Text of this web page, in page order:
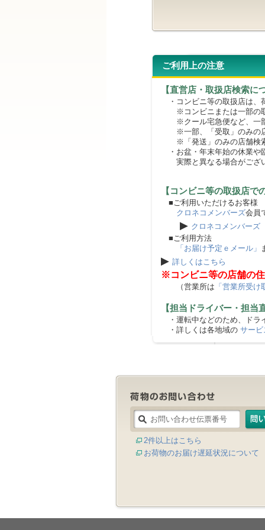
ご利用上の注意
【直営店・取扱店検索に
・コンビニ等の取扱店は、
※コンビニまたは一部の取
※クール宅急便など、一部
※一部、「受取」のみの
※「発送」のみの店舗検
・お盆・年末年始の休業や
実際と異なる場合がござ
【コンビニ等の取扱店
■ご利用いただけるお客様
クロネコメンバーズ会員
▶ クロネコメンバーズ
■ご利用方法
「お届け予定ｅメール」
▶ 詳しくはこちら
※コンビニ等の店舗の
（営業所は 「営業所受
【担当ドライバー・担当
・運転中などのため、ドラ
・詳しくは各地域の サービ
2件以上はこちら
お荷物のお届け遅延状況について